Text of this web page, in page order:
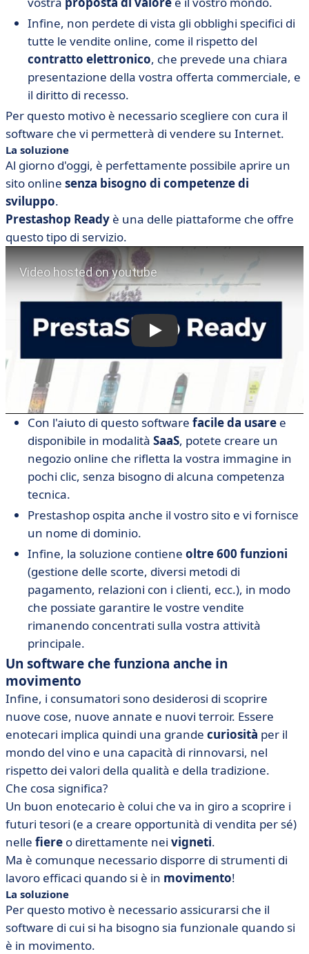
Infine, non perdete di vista gli obblighi specifici di
tutte le vendite online, come il rispetto del
contratto elettronico, che prevede una chiara
presentazione della vostra offerta commerciale, e
il diritto di recesso.
Per questo motivo è necessario scegliere con cura il
software che vi permetterà di vendere su Internet.
La soluzione
Al giorno d'oggi, è perfettamente possibile aprire un
sito online senza bisogno di competenze di
sviluppo.
Prestashop Ready è una delle piattaforme che offre
questo tipo di servizio.
Con l'aiuto di questo software facile da usare e
disponibile in modalità SaaS, potete creare un
negozio online che rifletta la vostra immagine in
pochi clic, senza bisogno di alcuna competenza
tecnica.
Prestashop ospita anche il vostro sito e vi fornisce
un nome di dominio.
Infine, la soluzione contiene oltre 600 funzioni
(gestione delle scorte, diversi metodi di
pagamento, relazioni con i clienti, ecc.), in modo
che possiate garantire le vostre vendite
rimanendo concentrati sulla vostra attività
principale.
Un software che funziona anche in
movimento
Infine, i consumatori sono desiderosi di scoprire
nuove cose, nuove annate e nuovi terroir. Essere
enotecari implica quindi una grande curiosità per il
mondo del vino e una capacità di rinnovarsi, nel
rispetto dei valori della qualità e della tradizione.
Che cosa significa?
Un buon enotecario è colui che va in giro a scoprire i
futuri tesori (e a creare opportunità di vendita per sé)
nelle fiere o direttamente nei vigneti.
Ma è comunque necessario disporre di strumenti di
lavoro efficaci quando si è in movimento!
La soluzione
Per questo motivo è necessario assicurarsi che il
software di cui si ha bisogno sia funzionale quando si
è in movimento.